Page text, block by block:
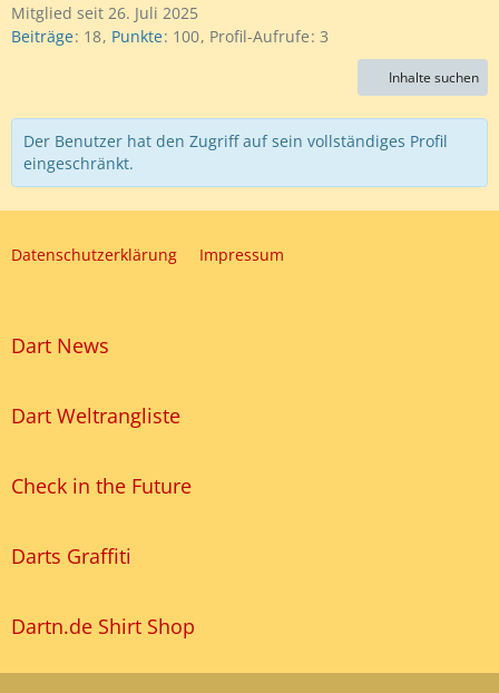
Mitglied seit 26. Juli 2025
Beiträge 18 Punkte 100 Profil-Aufrufe 3
Inhalte suchen
Der Benutzer hat den Zugriff auf sein vollständiges Profil
eingeschränkt.
Datenschutzerklärung Impressum
Dart News
Dart Weltrangliste
Check in the Future
Darts Graffiti
Dartn.de Shirt Shop